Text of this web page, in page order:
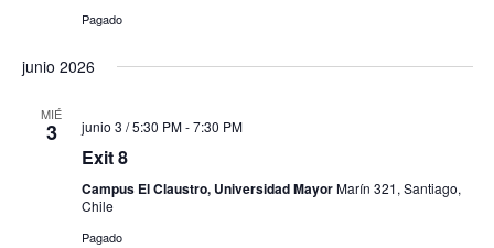
Pagado
junio 2026
MIÉ
3 junio 3 / 5:30 PM-7:30 PM
Exit 8
Campus El Claustro, Universidad MayorMarín 321, Santiago,
Chile
Pagado